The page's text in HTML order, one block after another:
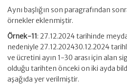
Aynı başlığın son paragrafından
örnekler eklenmiştir.
Örnek-11: 27.12.2024 tarihinde
nedeniyle 27.12.202430.12.2024
ve ücretini ayın 1-30 arası için alan
olduğu tarihten önceki on iki ayda
aşağıda yer verilmiştir.